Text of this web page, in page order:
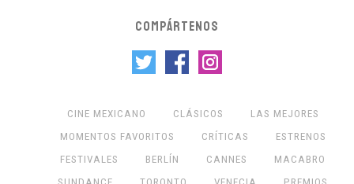
COMPÁRTENOS
CINE MEXICANO CLÁSICOS
LAS MEJORES
MOMENTOS FAVORITOS
CRÍTICAS
ESTRENOS
FESTIVALES
BERLÍN CANNES
MACABRO